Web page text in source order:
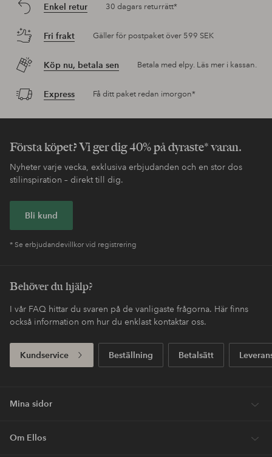
Enkel retur 30 dagars returrätt*
Fri frakt Gäller för postpaket över 599 SEK
Köp nu, betala sen Betala med elpy. Läs mer i kassan.
Express Få ditt paket redan imorgon*
Första köpet? Vi ger dig 40% på dyraste* varan.
Nyheter varje vecka, exklusiva erbjudanden och en stor dos
stilinspiration – direkt till dig.
Bli kund
* Se erbjudandevillkor vid registrering
Behöver du hjälp?
I vår FAQ hittar du svaren på de vanligaste frågorna. Här finns
också information om hur du enklast kontaktar oss.
Kundservice Beställning Betalsätt
Mina sidor
Om Ellos